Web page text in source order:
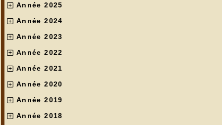
Année 2025
Année 2024
Année 2023
Année 2022
Année 2021
Année 2020
Année 2019
Année 2018